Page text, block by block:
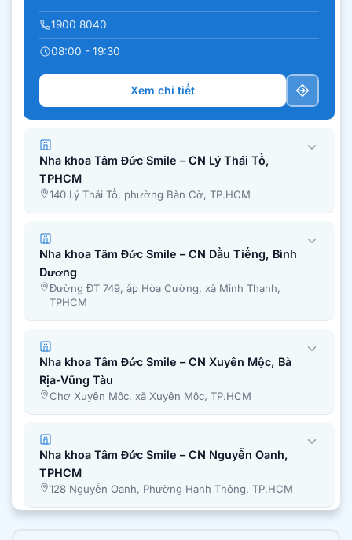
1900 8040
08:00 - 19:30
Xem chi tiết
Nha khoa Tâm Đức Smile – CN Lý Thái Tổ,
TPHCM
140 Lý Thái Tổ, phường Bàn Cờ, TP.HCM
Nha khoa Tâm Đức Smile – CN Dầu Tiếng, Bình
Dương
Đường ĐT 749, ấp Hòa Cường, xã Minh Thạnh,
TPHCM
Nha khoa Tâm Đức Smile – CN Xuyên Mộc, Bà
Rịa-Vũng Tàu
Chợ Xuyên Mộc, xã Xuyên Mộc, TP.HCM
Nha khoa Tâm Đức Smile – CN Nguyễn Oanh,
TPHCM
128 Nguyễn Oanh, Phường Hạnh Thông, TP.HCM